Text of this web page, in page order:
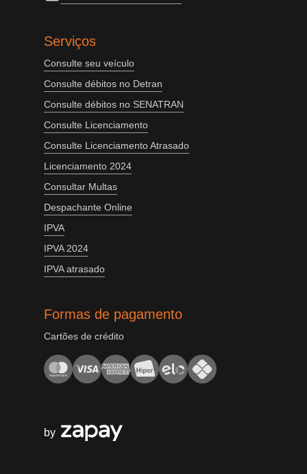
Serviços
Consulte seu veículo
Consulte débitos no Detran
Consulte débitos no SENATRAN
Consulte Licenciamento
Consulte Licenciamento Atrasado
Licenciamento 2024
Consultar Multas
Despachante Online
IPVA
IPVA 2024
IPVA atrasado
Formas de pagamento
Cartões de crédito
by